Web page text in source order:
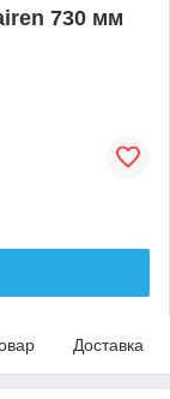
730 мм
Доставка